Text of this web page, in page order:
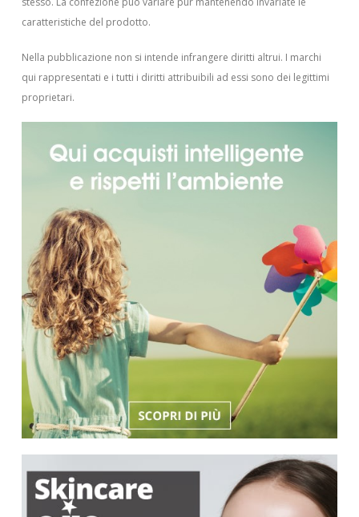
caratteristiche del prodotto.
Nella pubblicazione non si intende infrangere diritti altrui. I marchi
qui rappresentati e i tutti i diritti attribuibili ad essi sono dei legittimi
proprietari.